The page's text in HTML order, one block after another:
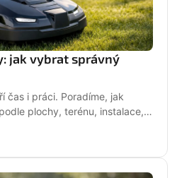
jak vybrat správný
čas i práci. Poradíme, jak
plochy, terénu, instalace,